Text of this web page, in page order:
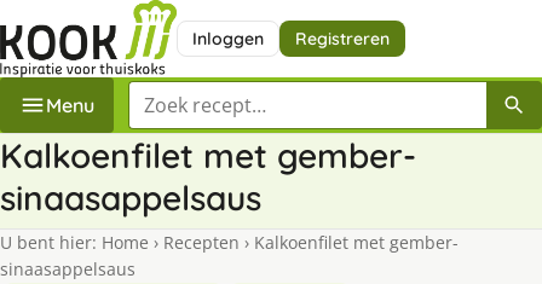
Inloggen Registreren
Menu Zoek een recept
Kalkoenfilet met gember-
sinaasappelsaus
U bent hier: Home › Recepten › Kalkoenfilet met gember-
sinaasappelsaus